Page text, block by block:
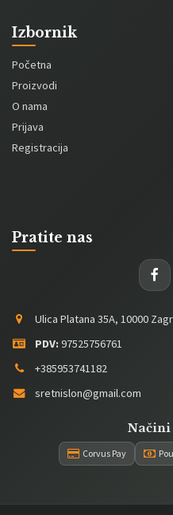
Izbornik
Početna
Proizvodi
O nama
Prijava
Registracija
Pratite nas
Ulica Platana 35A, 10000
PDV: 97525756761
+385953741182
sretnislon@gmail.com
Načini
Corvus Pay